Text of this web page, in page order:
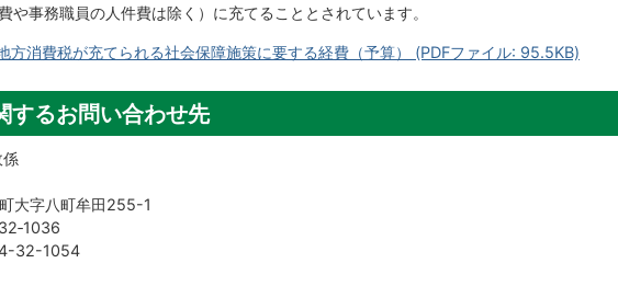
や事務職員の人件費は除く）に充てることとされています。
方消費税が充てられる社会保障施策に要する経費（予算） (PDFファイル: 95.5KB)
するお問い合わせ先
係
大字八町牟田255-1
32-1054